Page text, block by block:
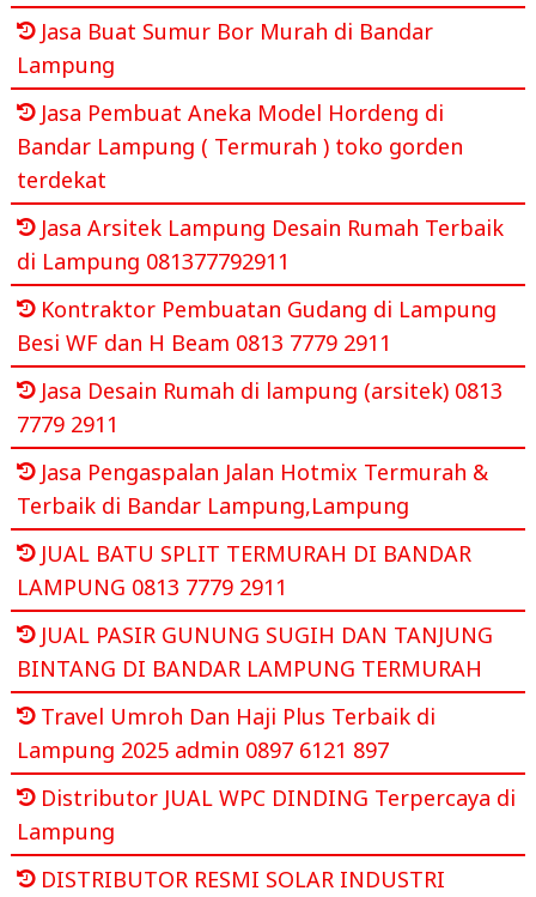
Jasa Buat Sumur Bor Murah di Bandar
Lampung
Jasa Pembuat Aneka Model Hordeng di
Bandar Lampung ( Termurah ) toko gorden
terdekat
Jasa Arsitek Lampung Desain Rumah Terbaik
di Lampung 081377792911
Kontraktor Pembuatan Gudang di Lampung
Besi WF dan H Beam 0813 7779 2911
Jasa Desain Rumah di lampung (arsitek) 0813
7779 2911
Jasa Pengaspalan Jalan Hotmix Termurah &
Terbaik di Bandar Lampung,Lampung
JUAL BATU SPLIT TERMURAH DI BANDAR
LAMPUNG 0813 7779 2911
JUAL PASIR GUNUNG SUGIH DAN TANJUNG
BINTANG DI BANDAR LAMPUNG TERMURAH
Travel Umroh Dan Haji Plus Terbaik di
Lampung 2025 admin 0897 6121 897
Distributor JUAL WPC DINDING Terpercaya di
Lampung
DISTRIBUTOR RESMI SOLAR INDUSTRI